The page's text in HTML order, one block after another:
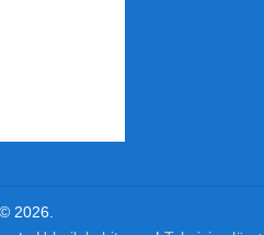
2026.